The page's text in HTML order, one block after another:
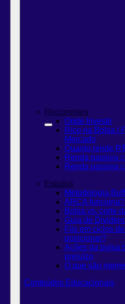
Recorrentes
Onde Investir
Rico na Bolsa |
Mercado
Quanto rende
Renda passiva
Renda passiva
Estudos
Metodologia
ARCA funciona?
Bolsa vs. corte
Guia de
Fiis em ciclos
posicionar?
Ações da bolsa
prejuízo
O que são
Conteúdos Educacionais